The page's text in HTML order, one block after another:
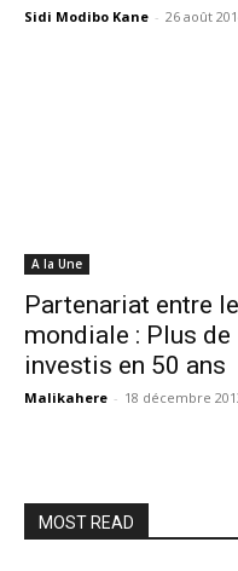
Sidi Modibo Kane - 26 août
A la Une
Partenariat entre
mondiale : Plus
investis en 50 ans
Malikahere - 18 décembre
MOST READ